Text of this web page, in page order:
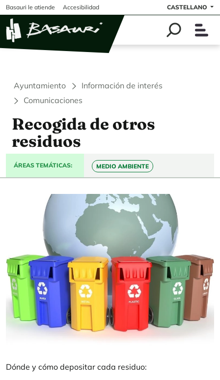
Pasar al contenido principal
Basauri le atiende Accesibilidad CASTELLANO
Ayuntamiento
Información de interés
Comunicaciones
Recogida de otros
residuos
ÁREAS TEMÁTICAS MEDIO AMBIENTE
Dónde y cómo depositar cada residuo: